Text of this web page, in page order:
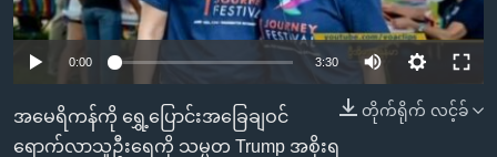
သို့
ကျော်
ကြည့်
ဗွီအိုအေ လူမှုကွန်ယက်များ
ဘာသာစကားများ
0:00 3:30
တိုက်ရိုက် လင့်ခ်
အမေရိကန်ကို ရွှေ့ပြောင်းအခြေချဝင်
ရောက်လာသူဦးရေကို သမ္မတ Trump အစိုးရ